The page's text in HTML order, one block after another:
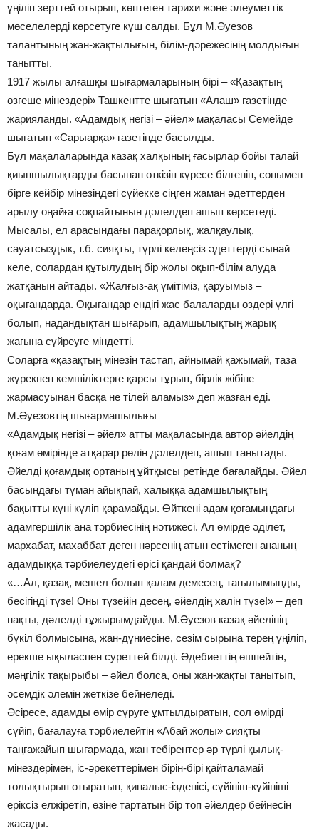
үңіліп зерттей отырып, көптеген тарихи және әлеуметтік
мөселелерді көрсетуге күш салды. Бұл М.Әуезов
талантының жан-жақтылығын, білім-дәрежесінің молдығын
танытты.
1917 жылы алғашқы шығармаларының бірі – «Қазақтың
өзгеше мінездері» Ташкентте шығатын «Алаш» газетінде
жарияланды. «Адамдық негізі – әйел» мақаласы Семейде
шығатын «Сарыарқа» газетінде басылды.
Бұл мақалаларында казақ халқының ғасырлар бойы талай
қиыншылықтарды басынан өткізіп күресе білгенін, сонымен
бірге кейбір мінезіндегі сүйекке сіңген жаман әдеттерден
арылу оңайға соқпайтынын дәлелдеп ашып көрсетеді.
Мысалы, ел арасындағы парақорлық, жалқаулық,
сауатсыздык, т.б. сияқты, түрлі келеңсіз әдеттерді сынай
келе, солардан құтылудың бір жолы оқып-білім алуда
жатқанын айтады. «Жалғыз-ақ үмітіміз, қаруымыз –
оқығандарда. Оқығандар ендігі жас балаларды өздері үлгі
болып, надандықтан шығарып, адамшылықтың жарық
жағына сүйреуге міндетті.
Соларға «қазақтың мінезін тастап, айнымай қажымай, таза
жүрекпен кемшіліктерге қарсы тұрып, бірлік жібіне
жармасуынан басқа не тілей аламыз» деп жазған еді.
М.Әуезовтің шығармашылығы
«Адамдық негізі – әйел» атты мақаласында автор әйелдің
қоғам өмірінде атқарар рөлін дәлелдеп, ашып танытады.
Әйелді қоғамдық ортаның ұйтқысы ретінде бағалайды. Әйел
басындағы тұман айықпай, халыққа адамшылықтың
бақытты күні күліп қарамайды. Өйткені адам қоғамындағы
адамгершілік ана тәрбиесінің нәтижесі. Ал өмірде әділет,
мархабат, махаббат деген нәрсенің атын естімеген ананың
адамдыққа тәрбиелеудегі өрісі қандай болмақ?
«…Ал, қазақ, мешел болып қалам демесең, тағылымыңды,
бесігіңді түзе! Оны түзейін десең, әйелдің халін түзе!» – деп
нақты, дәлелді тұжырымдайды. М.Әуезов казақ әйелінің
бүкіл болмысына, жан-дүниесіне, сезім сырына терең үңіліп,
ерекше ықыласпен суреттей білді. Әдебиеттің өшпейтін,
мәңгілік тақырыбы – әйел болса, оны жан-жақты танытып,
әсемдік әлемін жеткізе бейнеледі.
Әсіресе, адамды өмір сүруге ұмтылдыратын, сол өмірді
сүйіп, бағалауға тәрбиелейтін «Абай жолы» сияқты
таңғажайып шығармада, жан тебірентер әр түрлі қылық-
мінездерімен, іс-әрекеттерімен бірін-бірі қайталамай
толықтырып отыратын, қиналыс-ізденісі, сүйініш-күйініші
еріксіз елжіретіп, өзіне тартатын бір топ әйелдер бейнесін
жасады.